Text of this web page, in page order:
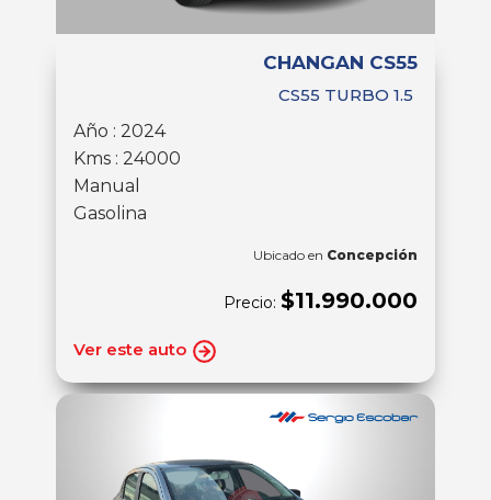
CHANGAN CS55
CS55 TURBO 1.5
Año : 2024
Kms : 24000
Manual
Gasolina
Ubicado en Concepción
Precio: $11.990.000
Ver este auto